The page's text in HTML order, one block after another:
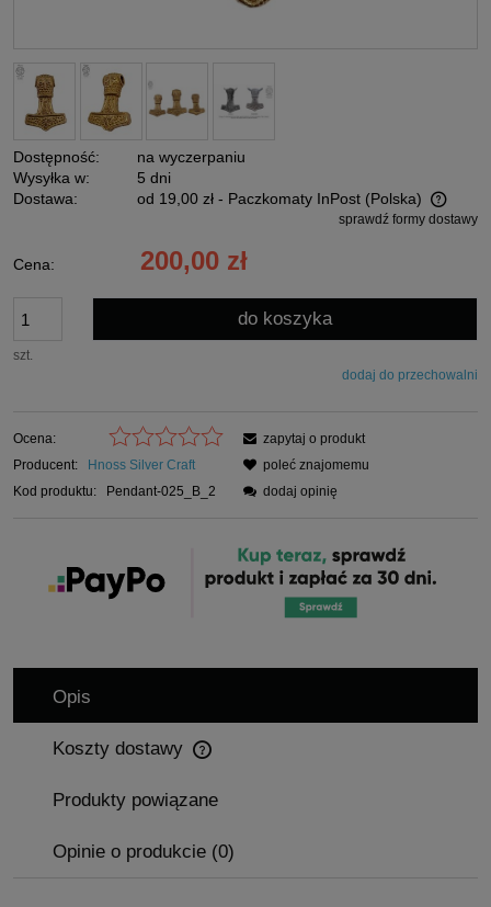
Dostępność:
na wyczerpaniu
Wysyłka w:
5 dni
Dostawa:
od 19,00 zł - Paczkomaty InPost (Polska)
Cena nie zawiera ewentualnych kosztów płatnościsprawdź formy dostawy
Cena: 200,00 zł
szt.
do koszyka
dodaj do przechowalni
Ocena:
Producent:
Hnoss Silver Craft
Kod produktu:
Pendant-025_B_2
zapytaj o produkt
poleć znajomemu
dodaj opinię
Opis
Koszty dostawy
Cena nie zawiera ewentualnych kosztów płatności
Produkty powiązane
Opinie o produkcie (0)